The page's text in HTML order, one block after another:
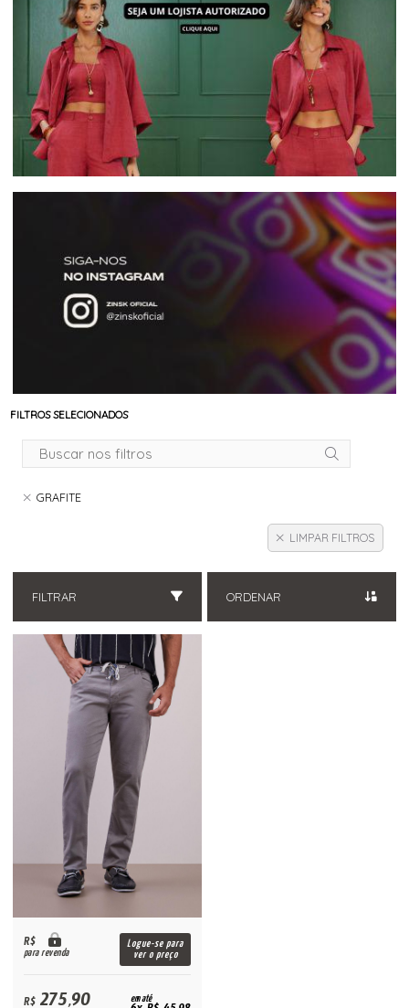
FILTROS SELECIONADOS
GRAFITE
LIMPAR FILTROS
FILTRAR ORDENAR
R$
para revenda
Logue-se para
ver o preço
em até